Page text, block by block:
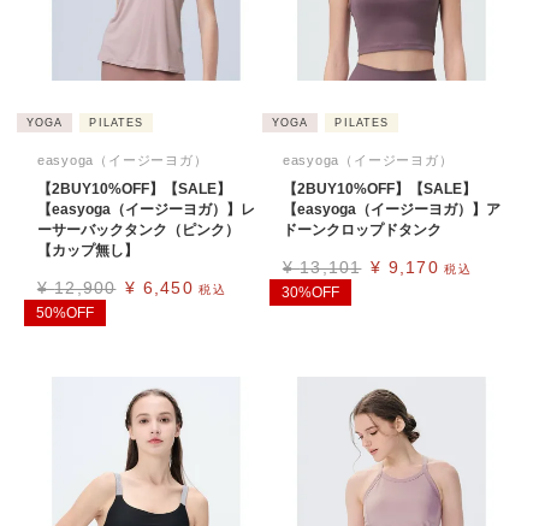
YOGA PILATES
easyoga（イージーヨガ）
【2BUY10%OFF】【SALE】
【easyoga（イージーヨガ）】レ
ーサーバックタンク（ピンク）
【カップ無し】
¥ 12,900 ¥ 6,450 税込
50%OFF
YOGA PILATES
easyoga（イージーヨガ）
【2BUY10%OFF】【SALE】
【easyoga（イージーヨガ）】ア
ドーンクロップドタンク
¥ 13,101 ¥ 9,170 税込
30%OFF